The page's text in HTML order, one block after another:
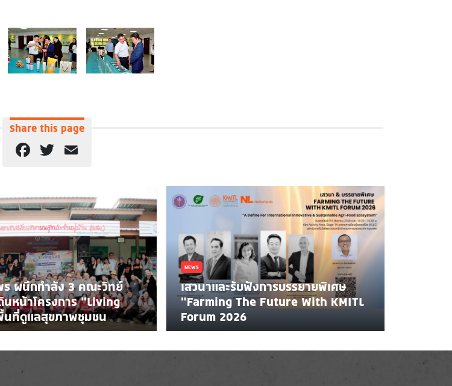
Share this page
Facebook
Twitter
ผนึกกำลัง 3 คณะวิทย์
นหน้าโครงการ “Living
นที่ดูแลสุขภาพชุมชน
NEWS
เสวนาและรับฟังการบรรยายพิเศษ
"Farming The Future With KMITL
Forum 2026